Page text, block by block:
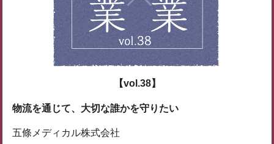
【vol.38】
物流を通じて、大切な誰かを守りたい
五條メディカル株式会社